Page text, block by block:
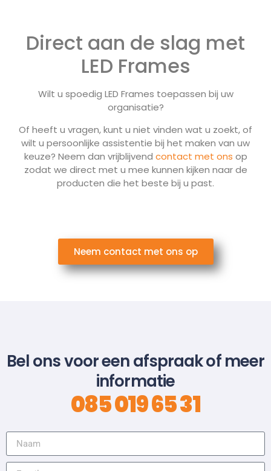
Direct aan de slag met
LED Frames
Wilt u spoedig LED Frames toepassen bij uw
organisatie?
Of heeft u vragen, kunt u niet vinden wat u zoekt, of
wilt u persoonlijke assistentie bij het maken van uw
keuze? Neem dan vrijblijvend contact met ons op
zodat we direct met u mee kunnen kijken naar de
producten die het beste bij u past.
Neem contact met ons op
Bel ons voor een afspraak of meer
informatie
085 019 65 31